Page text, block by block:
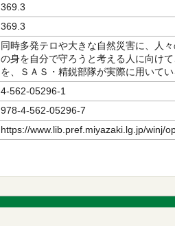
369.3
369.3
同時多発テロや大きな自然災害に、人
の身を自分で守ろうと考える人に向け
を、ＳＡＳ・精鋭部隊が実際に用いて
4-562-05296-1
978-4-562-05296-7
https://www.lib.pref.miyazaki.lg.jp/winj/